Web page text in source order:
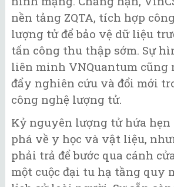
nền tảng ZQTA, tích hợp
lượng tử để bảo vệ dữ liệu
tấn công thu thập sớm. Sự
liên minh VNQuantum cũng
đẩy nghiên cứu và đổi mới
công nghệ lượng tử.
Kỷ nguyên lượng tử hứa hẹn
phá về y học và vật liệu,
phải trả để bước qua cánh
một cuộc đại tu hạ tầng quy